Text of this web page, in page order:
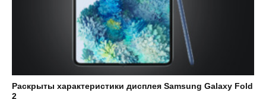
Раскрыты характеристики дисплея Samsung Galaxy Fold
2